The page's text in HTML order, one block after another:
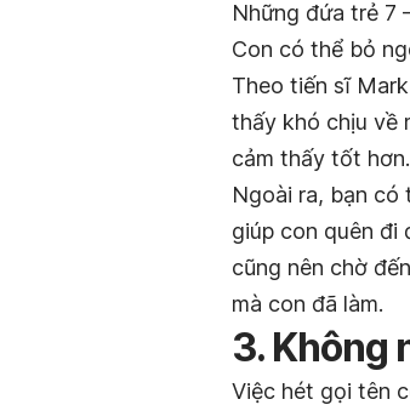
Những đứa trẻ 7
Con có thể bỏ
Theo tiến sĩ
thấy khó chịu về
cảm thấy tốt hơn.
Ngoài ra, bạn có
giúp con quên đi
cũng nên chờ
mà con đã làm.
3. Không
Việc hét gọi tên